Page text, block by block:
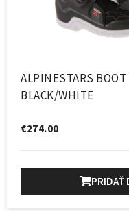
ALPINESTARS
BLACK/WHITE
€274.00
PRIDAŤ